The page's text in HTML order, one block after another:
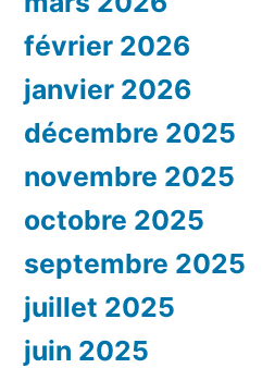
février 2026
janvier 2026
décembre 2025
novembre 2025
octobre 2025
septembre 2025
juillet 2025
juin 2025